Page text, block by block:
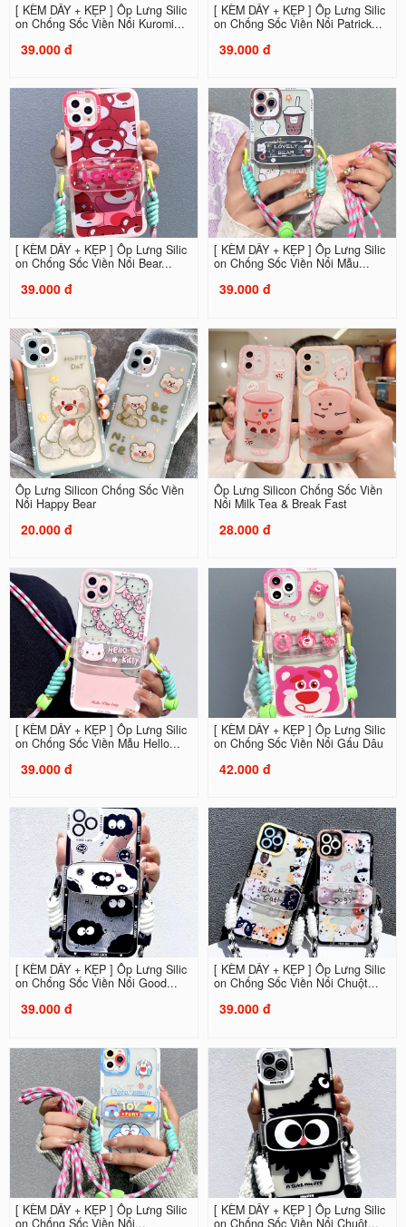
[ KÈM DÂY + KẸP ] Ốp Lưng Silic
on Chống Sốc Viền Nổi Kuromi...
39.000 đ
[ KÈM DÂY + KẸP ] Ốp Lưng Silic
on Chống Sốc Viền Nổi Patrick...
39.000 đ
[ KÈM DÂY + KẸP ] Ốp Lưng Silic
on Chống Sốc Viền Nổi Bear...
39.000 đ
[ KÈM DÂY + KẸP ] Ốp Lưng Silic
on Chống Sốc Viền Nổi Mẫu...
39.000 đ
Ốp Lưng Silicon Chống Sốc Viền
Nổi Happy Bear
20.000 đ
Ốp Lưng Silicon Chống Sốc Viền
Nổi Milk Tea & Break Fast
28.000 đ
[ KÈM DÂY + KẸP ] Ốp Lưng Silic
on Chống Sốc Viền Mẫu Hello...
39.000 đ
[ KÈM DÂY + KẸP ] Ốp Lưng Silic
on Chống Sốc Viền Nổi Gấu Dâu
42.000 đ
[ KÈM DÂY + KẸP ] Ốp Lưng Silic
on Chống Sốc Viền Nổi Good...
39.000 đ
[ KÈM DÂY + KẸP ] Ốp Lưng Silic
on Chống Sốc Viền Nổi Chuột...
39.000 đ
[ KÈM DÂY + KẸP ] Ốp Lưng Silic
on Chống Sốc Viền Nổi...
[ KÈM DÂY + KẸP ] Ốp Lưng Silic
on Chống Sốc Viền Nổi Chuột...